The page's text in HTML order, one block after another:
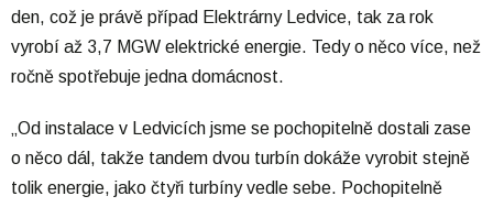
den, což je právě případ Elektrárny Ledvice, tak za rok
vyrobí až 3,7 MGW elektrické energie. Tedy o něco více, než
ročně spotřebuje jedna domácnost.
„Od instalace v Ledvicích jsme se pochopitelně dostali zase
o něco dál, takže tandem dvou turbín dokáže vyrobit stejně
tolik energie, jako čtyři turbíny vedle sebe. Pochopitelně